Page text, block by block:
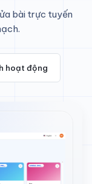
bài trực tuyến
hoạt động